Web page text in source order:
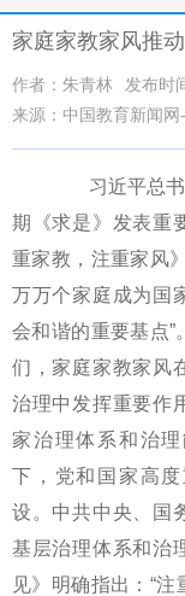
家庭家教家风推
作者：朱青林
发布时
来源：中国教育新闻网
习近平总书
期《求是》发表重
重家教，注重家风
万万个家庭成为国
会和谐的重要基点
们，家庭家教家风
治理中发挥重要作
家治理体系和治
下，党和国家高
设。中共中央、国
基层治理体系和治
见》明确指出：“